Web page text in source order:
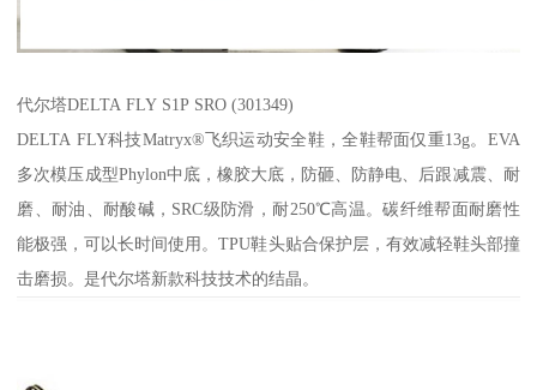
代尔塔DELTA FLY S1P SRO (301349)
DELTA FLY科技Matryx®飞织运动安全鞋，全鞋帮面仅重13g。EVA
多次模压成型Phylon中底，橡胶大底，防砸、防静电、后跟减震、耐
磨、耐油、耐酸碱，SRC级防滑，耐250℃高温。碳纤维帮面耐磨性
能极强，可以长时间使用。TPU鞋头贴合保护层，有效减轻鞋头部撞
击磨损。是代尔塔新款科技技术的结晶。